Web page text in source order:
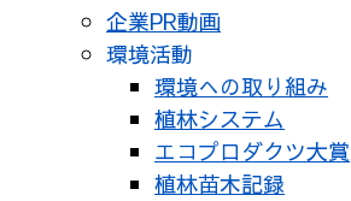
企業PR動画
環境活動
環境への取り組み
植林システム
エコプロダクツ大賞
植林苗木記録